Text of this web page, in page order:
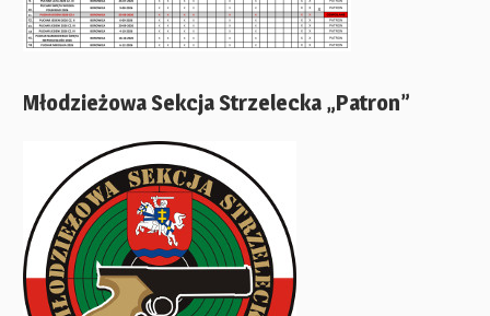
Młodzieżowa Sekcja Strzelecka „Patron”